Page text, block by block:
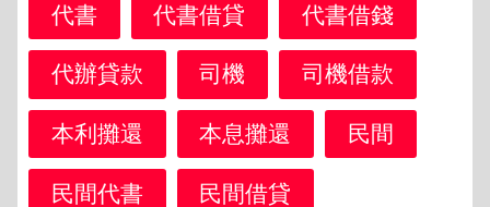
代書 代書借貸 代書借錢
代辦貸款 司機 司機借款
本利攤還 本息攤還 民間
民間代書 民間借貸